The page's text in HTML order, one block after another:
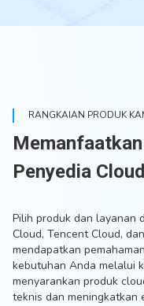
RANGKAIAN PRODUK
Penyedia Cloud
Pilih produk dan layanan
Cloud, Tencent Cloud,
mendapatkan
kebutuhan Anda melalui
menyarankan produk
teknis dan meningkatkan